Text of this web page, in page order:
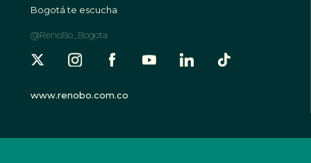
Bogotá te escucha
@RenoBo_Bogota
www.renobo.com.co